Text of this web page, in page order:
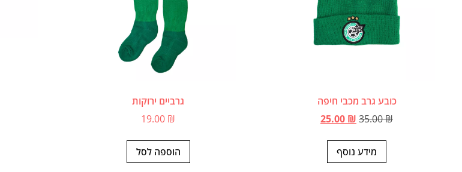
כובע גרב מכבי חיפה
35.00₪
25.00 ₪
מידע נוסף
גרביים ירוקות
19.00 ₪
הוספה לסל